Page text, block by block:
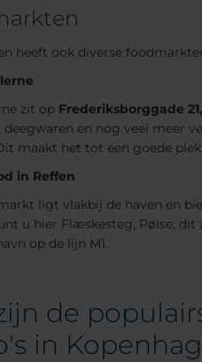
heeft ook diverse
zit op Frederiksborggade 21,
deegwaren en nog veel meer
maakt het tot een goede
in Reffen
ligt vlakbij de haven en
u hier Flæskesteg, Pølse,
op de lijn M1.
de
in